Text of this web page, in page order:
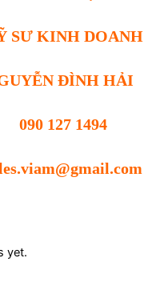
SƯ KINH DOANH
ĐÌNH HẢI
090 127 1494
yet.